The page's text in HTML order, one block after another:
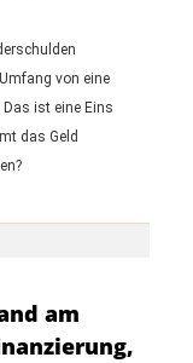
von eine
ist eine Eins
das Geld
am